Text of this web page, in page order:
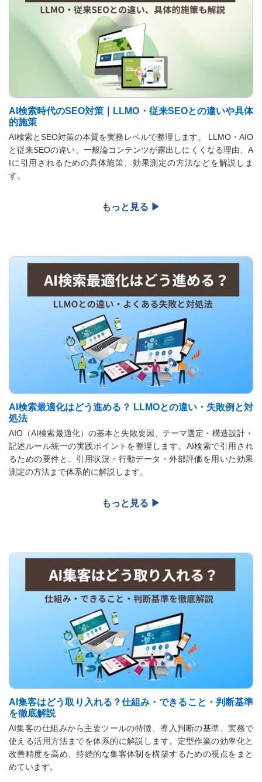
AI検索時代のSEO対策｜LLMO・従来SEOとの違いや具体
的施策
​​AI検索とSEO対策の本質を実務レベルで整理します。​ ​​LLMO・AIO
と従来SEOの違い、一般論コンテンツが露出しにくくなる理由、A
Iに引用されるための具体施策、効果測定の方法などを解説しま
す。​
AI検索最適化はどう進める？ LLMOとの違い・失敗例と対
処法
​​AIO（AI検索最適化）の基本と失敗要因、テーマ選定・構造設計・
記述ルール統一の実践ポイントを整理します。AI検索で引用され
るための要件と、引用状況・行動データ・外部評価を用いた効果
測定の方法まで体系的に解説します。​
AI集客はどう取り入れる？仕組み・できること・判断基準
を徹底解説
​​AI集客の仕組みから主要ツールの特徴、導入判断の基準、実務で
使える活用方法までを体系的に解説します。定型作業の効率化と
改善精度を高め、持続的な集客体制を構築するための視点をまと
めています。​